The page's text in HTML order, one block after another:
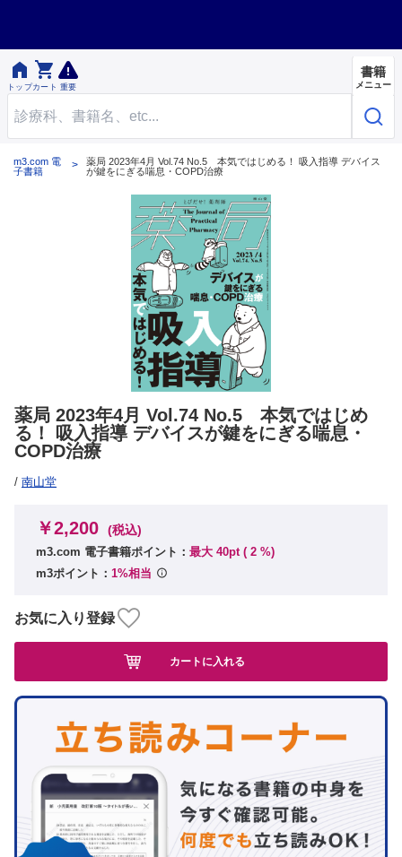

トップ

カート 重要
書籍
メニュー
m3.com 電
子書籍
薬局 2023年4月 Vol.74 No.5 本気ではじめる！ 吸入指導 デバイス
が鍵をにぎる喘息・COPD治療
薬局 2023年4月 Vol.74 No.5 本気ではじめ
る！ 吸入指導 デバイスが鍵をにぎる喘息・
COPD治療
/ 南山堂
￥2,200 (税込)
m3.com 電子書籍ポイント： 最大 40pt ( 2 %)
m3ポイント： 1%相当
お気に入り登録
カートに入れる